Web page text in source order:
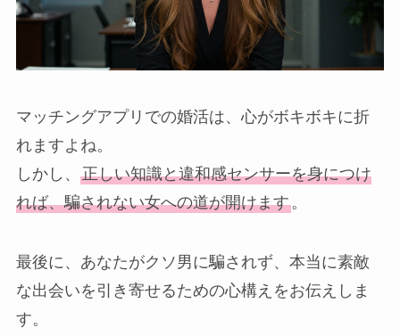
マッチングアプリでの婚活は、心がボキボキに折
れますよね。
しかし、 正しい知識と違和感センサーを身につけ
れば、騙されない女への道が開けます。
最後に、あなたがクソ男に騙されず、本当に素敵
な出会いを引き寄せるための心構えをお伝えしま
す。